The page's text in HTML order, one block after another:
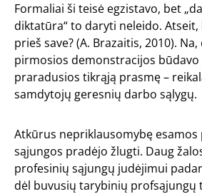
Formaliai ši teisė egzistavo, bet
diktatūra“ to daryti neleido.
prieš save? (A. Brazaitis, 2010). Na,
pirmosios demonstracijos
praradusios tikrąją prasmę –
samdytojų geresnių darbo sąlygų.
Atkūrus nepriklausomybę esamos
sąjungos pradėjo žlugti. Daug
profesinių sąjungų judėjimui
dėl buvusių tarybinių profsąjungų